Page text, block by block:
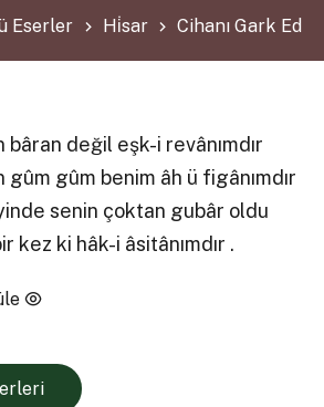
Eserler Hi̇sar Cihanı Gark
bâran değil eşk-i revânımdır
gûm benim âh ü figânımdır
senin çoktan gubâr oldu
kez ki hâk-i âsitânımdır .